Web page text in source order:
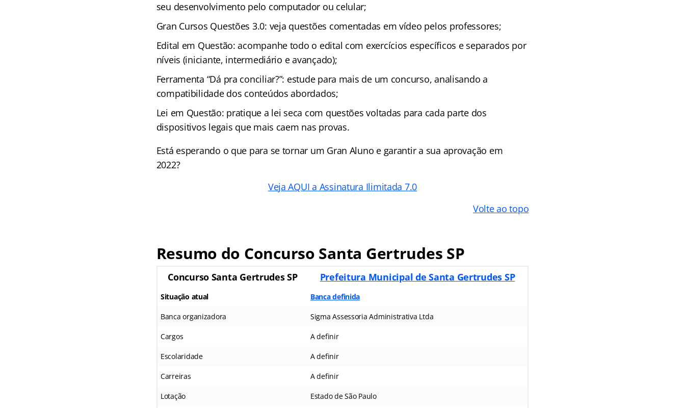
seu desenvolvimento pelo computador ou celular;
Gran Cursos Questões 3.0: veja questões comentadas em vídeo pelos professores;
Edital em Questão: acompanhe todo o edital com exercícios específicos e separados por
níveis (iniciante, intermediário e avançado);
Ferramenta “Dá pra conciliar?”: estude para mais de um concurso, analisando a
compatibilidade dos conteúdos abordados;
Lei em Questão: pratique a lei seca com questões voltadas para cada parte dos
dispositivos legais que mais caem nas provas.
Está esperando o que para se tornar um Gran Aluno e garantir a sua aprovação em
2022?
Veja AQUI a Assinatura Ilimitada 7.0
Volte ao topo
Resumo do Concurso Santa Gertrudes SP
Concurso Santa Gertrudes SP Prefeitura Municipal de Santa Gertrudes SP
Situação atual Banca definida
Banca organizadora Sigma Assessoria Administrativa Ltda
Cargos A definir
Escolaridade A definir
Carreiras A definir
Lotação Estado de São Paulo